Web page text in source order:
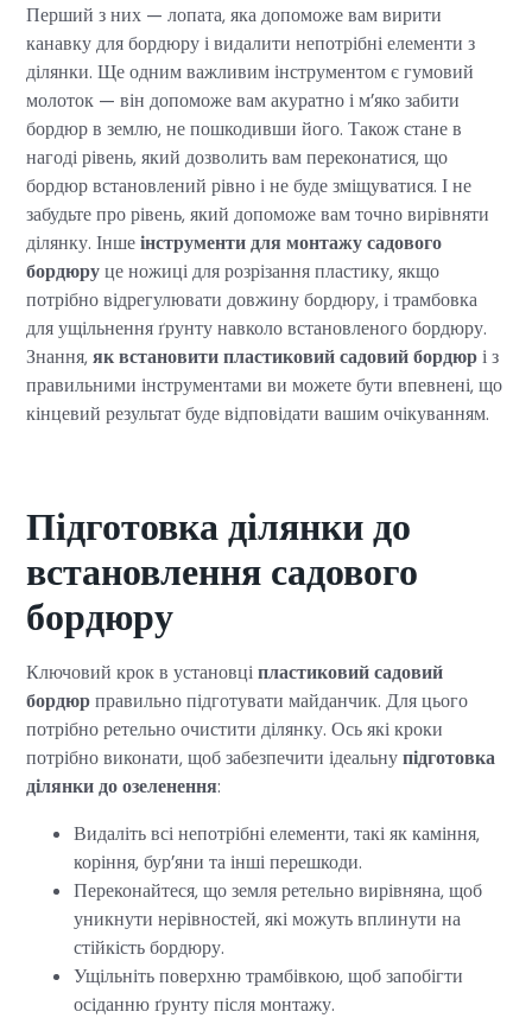
Перший з них — лопата, яка допоможе вам вирити
канавку для бордюру і видалити непотрібні елементи з
ділянки. Ще одним важливим інструментом є гумовий
молоток — він допоможе вам акуратно і м’яко забити
бордюр в землю, не пошкодивши його. Також стане в
нагоді рівень, який дозволить вам переконатися, що
бордюр встановлений рівно і не буде зміщуватися. І не
забудьте про рівень, який допоможе вам точно вирівняти
ділянку. Іншеінструменти для монтажу садового
бордюруце ножиці для розрізання пластику, якщо
потрібно відрегулювати довжину бордюру, і трамбовка
для ущільнення ґрунту навколо встановленого бордюру.
Знання,як встановити пластиковий садовий бордюрі з
правильними інструментами ви можете бути впевнені, що
кінцевий результат буде відповідати вашим очікуванням.
Підготовка ділянки до
встановлення садового
бордюру
Ключовий крок в установціпластиковий садовий
бордюрправильно підготувати майданчик. Для цього
потрібно ретельно очистити ділянку. Ось які кроки
потрібно виконати, щоб забезпечити ідеальнупідготовка
ділянки до озеленення:
Видаліть всі непотрібні елементи, такі як каміння,
коріння, бур’яни та інші перешкоди.
Переконайтеся, що земля ретельно вирівняна, щоб
уникнути нерівностей, які можуть вплинути на
стійкість бордюру.
Ущільніть поверхню трамбівкою, щоб запобігти
осіданню ґрунту після монтажу.